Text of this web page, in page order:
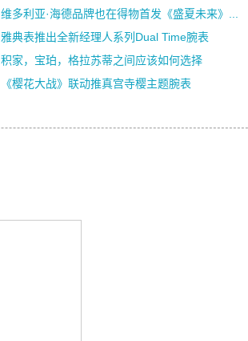
维多利亚·海德品牌也在得物首发《盛夏未来》...
雅典表推出全新经理人系列Dual Time腕表
积家，宝珀，格拉苏蒂之间应该如何选择
《樱花大战》联动推真宫寺樱主题腕表